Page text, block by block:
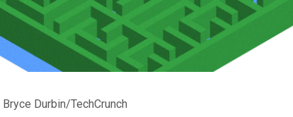
Bryce Durbin/TechCrunch